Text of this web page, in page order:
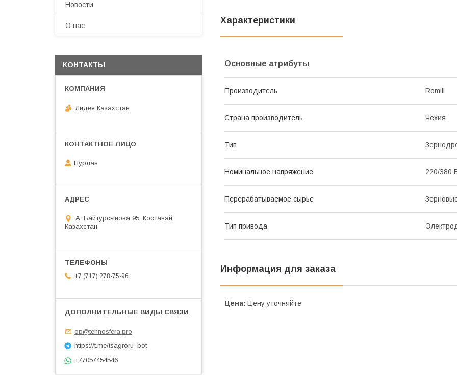
Характеристики
Основные атрибуты
Производитель Romill
Страна производитель Чехия
Тип
Номинальное напряжение 220/380
Перерабатываемое сырье
Тип привода
Информация для заказа
Цена: Цену уточняйте
Новости
О нас
КОНТАКТЫ
Лидея Казахстан
Нурлан
А. Байтурсынова 95, Костанай,
Казахстан
+7 (717) 278-75-96
op@tehnosfera.pro
https://t.me/tsagroru_bot
+77057454546